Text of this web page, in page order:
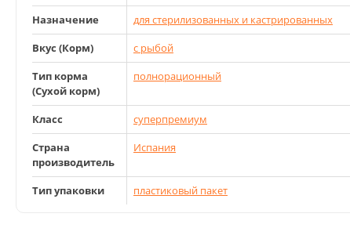
Назначение
для стерилизованных и кастрированных
Вкус (Корм)
с рыбой
Тип корма
(Сухой корм)
полнорационный
Класс
суперпремиум
Страна
производитель
Испания
Тип упаковки пластиковый пакет